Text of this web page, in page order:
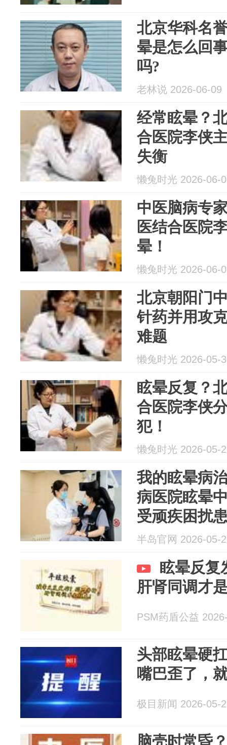
北京华科名
晕是怎么回
吗?
老林说 2026-06-09
经常眩晕？
合医院李侠
失衡
懒兔时光 2026-06-
中医脑病专
医结合医院
晕！
懒兔时光 2026-06-
北京朝阳门
针药并用攻
难题
懒兔时光 2026-05-
眩晕反复？
合医院李侠
犯！
懒兔时光 2026-05-
我的眩晕病
病医院眩晕
受顽疾困扰
半岛官网 2026-05-
眩晕反复
肝肾同调才
PSM药盾公益
头部眩晕硬
嘴巴歪了，
极目新闻 2026-05-
脑壳时常昏